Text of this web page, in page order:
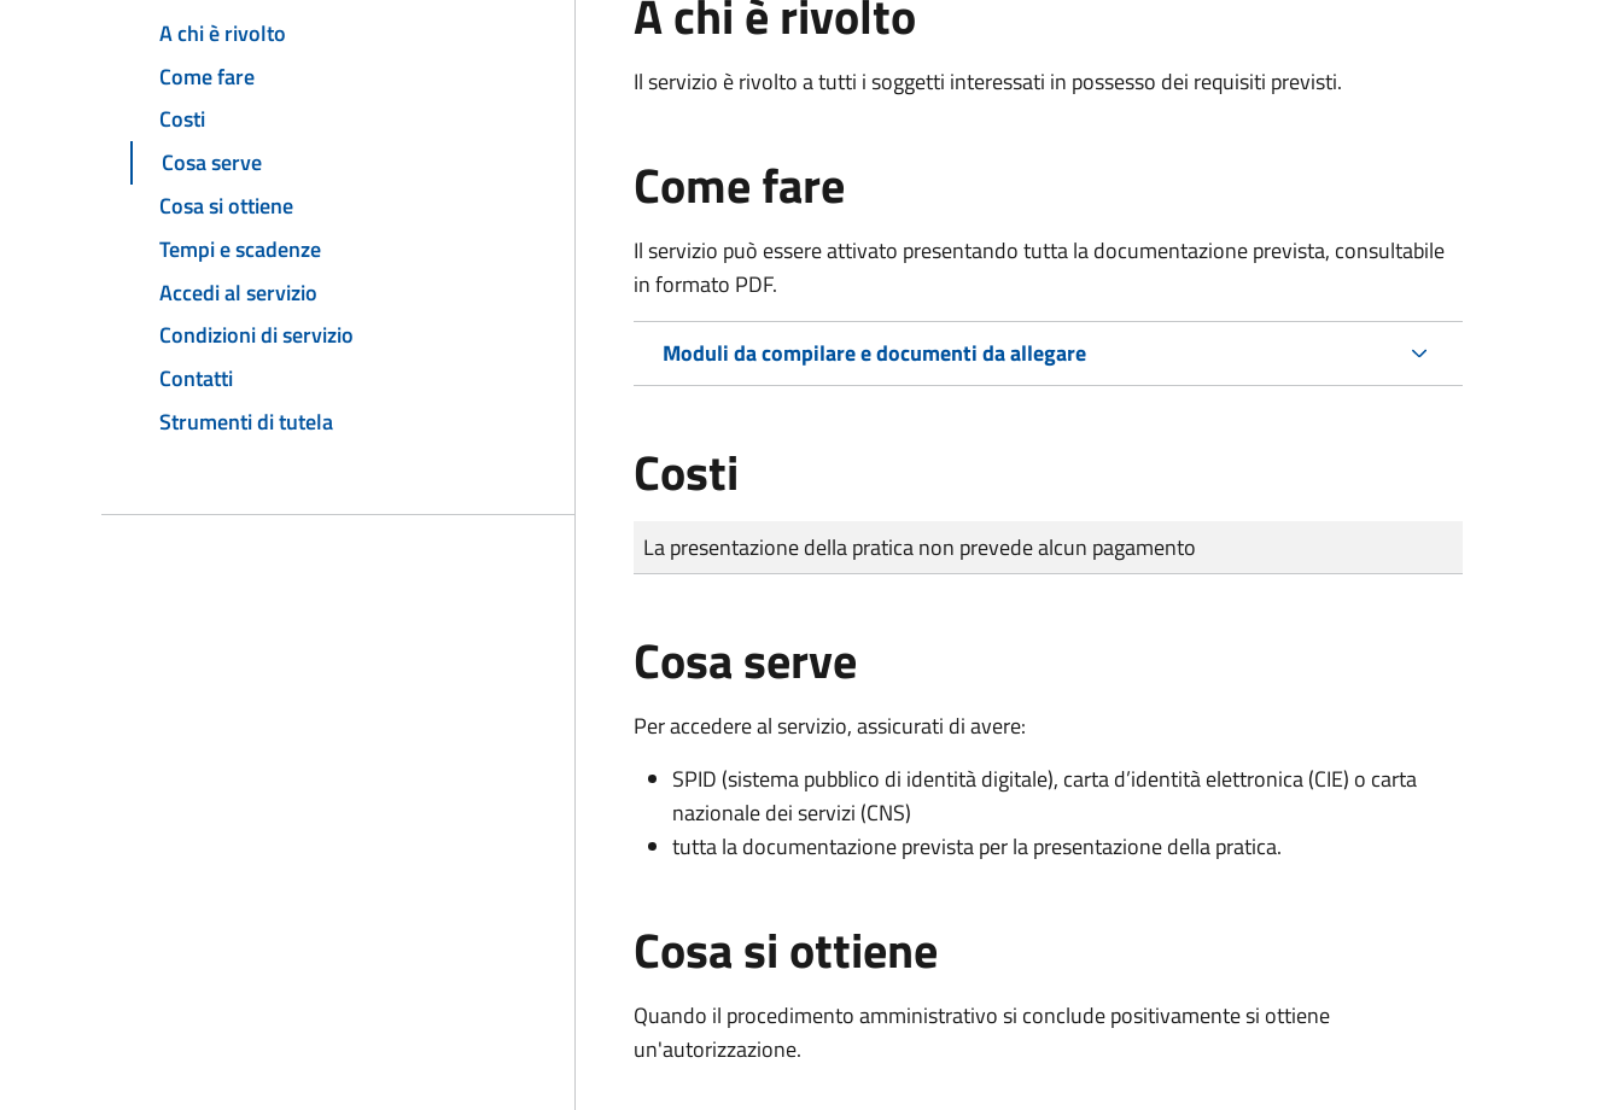
A chi è rivolto
Come fare
Costi
Cosa serve
Cosa si ottiene
Tempi e scadenze
Accedi al servizio
Condizioni di servizio
Contatti
Strumenti di tutela
A chi è rivolto
Il servizio è rivolto a tutti i soggetti interessati in possesso dei requisiti previsti.
Come fare
Il servizio può essere attivato presentando tutta la documentazione prevista, consultabile
in formato PDF.
Moduli da compilare e documenti da allegare
Costi
Tipo di pagamento
Importo
La presentazione della pratica non prevede alcun pagamento
Cosa serve
Per accedere al servizio, assicurati di avere:
SPID (sistema pubblico di identità digitale), carta d’identità elettronica (CIE) o carta
nazionale dei servizi (CNS)
tutta la documentazione prevista per la presentazione della pratica.
Cosa si ottiene
Quando il procedimento amministrativo si conclude positivamente si ottiene
un'autorizzazione.